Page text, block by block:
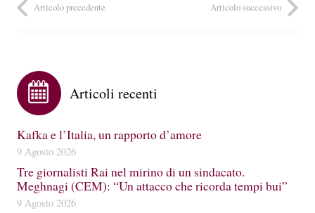
Articolo precedente Articolo successivo
Articoli recenti
Kafka e l’Italia, un rapporto d’amore
9 Agosto 2026
Tre giornalisti Rai nel mirino di un sindacato.
Meghnagi (CEM): “Un attacco che ricorda tempi bui”
9 Agosto 2026